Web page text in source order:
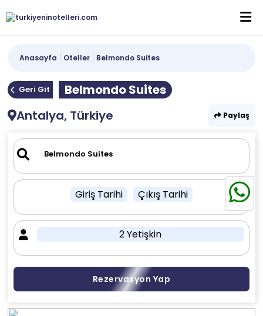
Anasayfa Oteller Belmondo Suites
Geri Git
Belmondo Suites
Antalya, Türkiye
Paylaş
Giriş Tarihi Çıkış Tarihi
2 Yetişkin
Rezervasyon Yap